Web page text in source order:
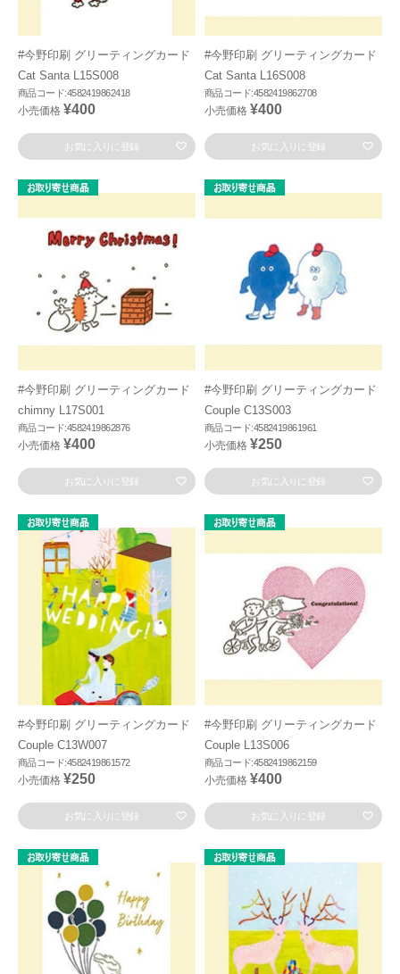
#今野印刷 グリーティングカード
Cat Santa L15S008
商品コード:4582419862418
小売価格 ¥400
お気に入りに登録
#今野印刷 グリーティングカード
Cat Santa L16S008
商品コード:4582419862708
小売価格 ¥400
お気に入りに登録
#今野印刷 グリーティングカード
chimny L17S001
商品コード:4582419862876
小売価格 ¥400
お気に入りに登録
#今野印刷 グリーティングカード
Couple C13S003
商品コード:4582419861961
小売価格 ¥250
お気に入りに登録
#今野印刷 グリーティングカード
Couple C13W007
商品コード:4582419861572
小売価格 ¥250
お気に入りに登録
#今野印刷 グリーティングカード
Couple L13S006
商品コード:4582419862159
小売価格 ¥400
お気に入りに登録